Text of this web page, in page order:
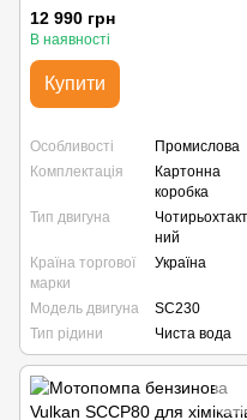
12 990 грн
В наявності
Купити
Особливості
Промислова
Комплектація
Картонна
коробка
Тип двигуна
Чотирьохтакт
ний
Країна торгової
марки
Україна
Модель двигуна
SC230
Тип рідини
Чиста вода